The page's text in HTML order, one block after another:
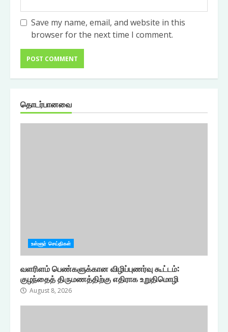
Save my name, email, and website in this
browser for the next time I comment.
தொடர்பானவை
உள்ளூர் செய்திகள்
வளரிளம் பெண்களுக்கான விழிப்புணர்வு கூட்டம்:
குழந்தைத் திருமணத்திற்கு எதிராக உறுதிமொழி
August 8, 2026